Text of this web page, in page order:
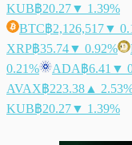
KUB฿20.27▼ 1.39%
BTC฿2,126,517▼
XRP฿35.74▼ 0.92%
0.21%
ADA฿6.41 ▼
AVAX฿223.38 ▲
KUB฿20.27▼ 1.39%